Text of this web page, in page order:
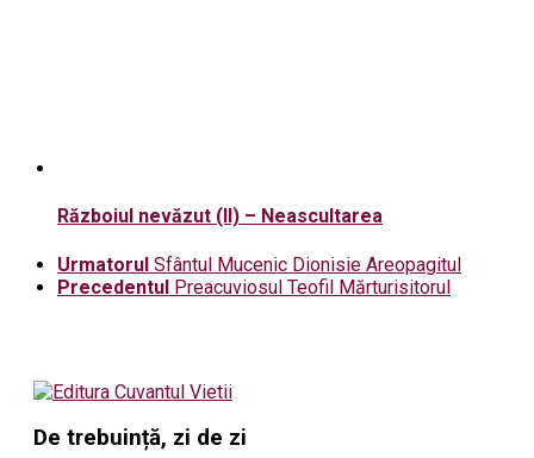
Războiul nevăzut (II) – Neascultarea
Urmatorul Sfântul Mucenic Dionisie Areopagitul
Precedentul Preacuviosul Teofil Mărturisitorul
De trebuință, zi de zi